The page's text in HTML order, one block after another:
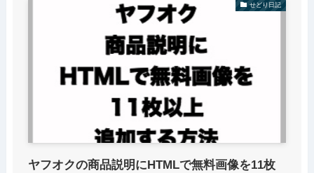
せどり日記
ヤフオクの商品説明にHTMLで無料画像を11枚